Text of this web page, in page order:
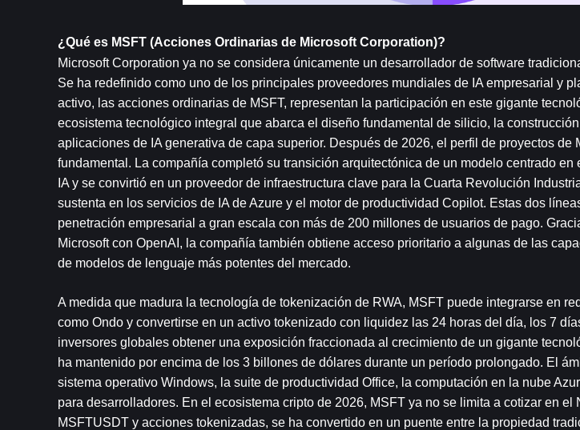
¿Qué es MSFT (Acciones Ordinarias de Microsoft Corporation)?
Microsoft Corporation ya no se considera únicamente un desarrollador de software
Se ha redefinido como uno de los principales proveedores mundiales de IA empresarial y
activo, las acciones ordinarias de MSFT, representan la participación en este gigante
ecosistema tecnológico integral que abarca el diseño fundamental de silicio, la
aplicaciones de IA generativa de capa superior. Después de 2026, el perfil de proyectos de
fundamental. La compañía completó su transición arquitectónica de un modelo centrado en
IA y se convirtió en un proveedor de infraestructura clave para la Cuarta Revolución
sustenta en los servicios de IA de Azure y el motor de productividad Copilot. Estas dos
penetración empresarial a gran escala con más de 200 millones de usuarios de pago.
Microsoft con OpenAI, la compañía también obtiene acceso prioritario a algunas de las
de modelos de lenguaje más potentes del mercado.
A medida que madura la tecnología de tokenización de RWA, MSFT puede integrarse en
como Ondo y convertirse en un activo tokenizado con liquidez las 24 horas del día, los 7
inversores globales obtener una exposición fraccionada al crecimiento de un gigante
ha mantenido por encima de los 3 billones de dólares durante un período prolongado. El
sistema operativo Windows, la suite de productividad Office, la computación en la nube
para desarrolladores. En el ecosistema cripto de 2026, MSFT ya no se limita a cotizar en
MSFTUSDT y acciones tokenizadas, se ha convertido en un puente entre la propiedad